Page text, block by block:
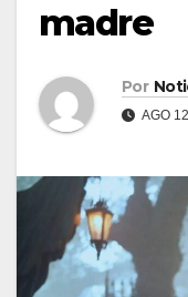
madre
Por
AGO